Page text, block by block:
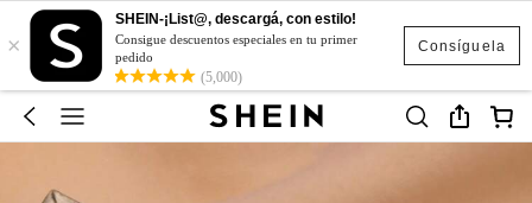
Consíguela
×
SHEIN-¡List@, descargá, con estilo!
Consigue descuentos especiales en tu primer
pedido
(5,000)